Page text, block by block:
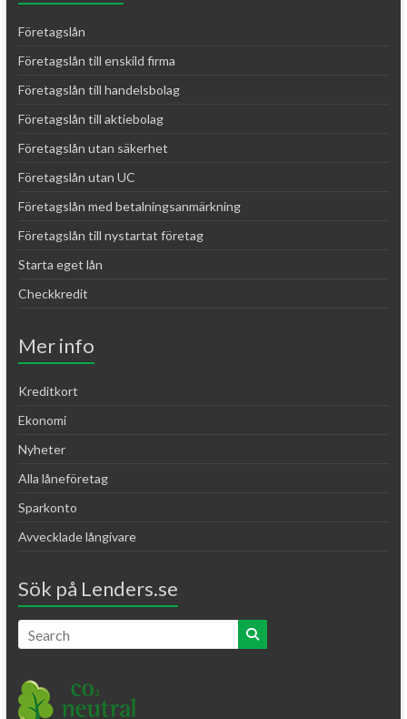
Företagslån
Företagslån till enskild firma
Företagslån till handelsbolag
Företagslån till aktiebolag
Företagslån utan säkerhet
Företagslån utan UC
Företagslån med betalningsanmärkning
Företagslån till nystartat företag
Starta eget lån
Checkkredit
Mer info
Kreditkort
Ekonomi
Nyheter
Alla låneföretag
Sparkonto
Avvecklade långivare
Sök på Lenders.se